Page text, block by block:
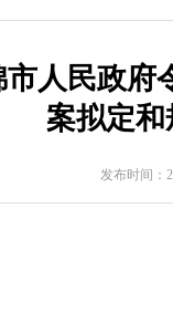
盘锦市政府
（此件修改）盘锦市人
盘锦市人民政府令 第56